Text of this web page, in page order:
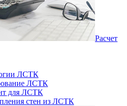
Расчет
ЛСТК
ЛСТК
для ЛСТК
стен из ЛСТК